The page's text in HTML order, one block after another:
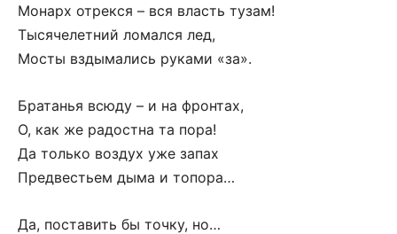
Монарх отрекся – вся власть тузам!
Тысячелетний ломался лед,
Мосты вздымались руками «за».
Братанья всюду – и на фронтах,
О, как же радостна та пора!
Да только воздух уже запах
Предвестьем дыма и топора…
Да, поставить бы точку, но…